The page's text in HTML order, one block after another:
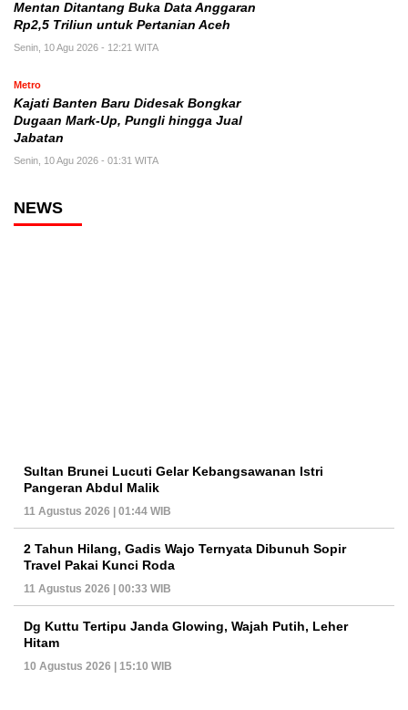
Mentan Ditantang Buka Data Anggaran
Rp2,5 Triliun untuk Pertanian Aceh
Senin, 10 Agu 2026 - 12:21 WITA
Metro
Kajati Banten Baru Didesak Bongkar
Dugaan Mark-Up, Pungli hingga Jual
Jabatan
Senin, 10 Agu 2026 - 01:31 WITA
NEWS
Sultan Brunei Lucuti Gelar Kebangsawanan Istri
Pangeran Abdul Malik
11 Agustus 2026 | 01:44 WIB
2 Tahun Hilang, Gadis Wajo Ternyata Dibunuh Sopir
Travel Pakai Kunci Roda
11 Agustus 2026 | 00:33 WIB
Dg Kuttu Tertipu Janda Glowing, Wajah Putih, Leher
Hitam
10 Agustus 2026 | 15:10 WIB